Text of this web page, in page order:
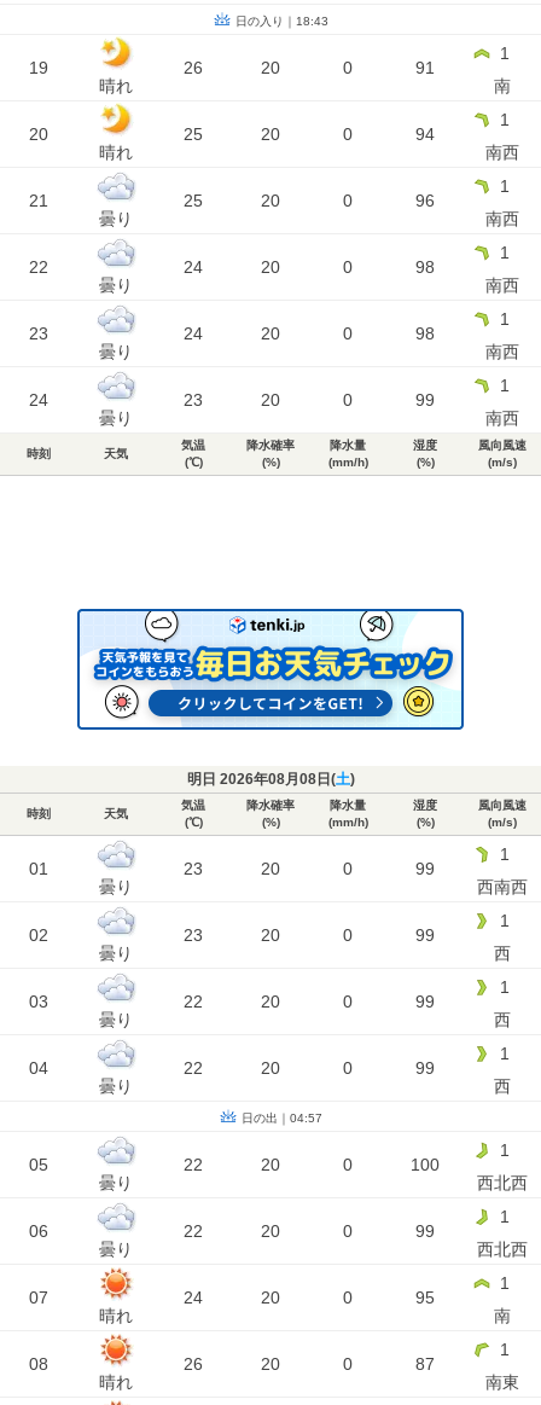
日の入り｜18:43
19
晴れ
26 20 0 91
1
南
20
晴れ
25 20 0 94
1
南西
21
曇り
25 20 0 96
1
南西
22
曇り
24 20 0 98
1
南西
23
曇り
24 20 0 98
1
南西
24
曇り
23 20 0 99
1
南西
時刻 天気
気温
(℃)
降水確率
(%)
降水量
(mm/h)
湿度
(%)
風向風速
(m/s)
明日 2026年08月08日(土)
時刻 天気
気温
(℃)
降水確率
(%)
降水量
(mm/h)
湿度
(%)
風向風速
(m/s)
01
曇り
23 20 0 99
1
西南西
02
曇り
23 20 0 99
1
西
03
曇り
22 20 0 99
1
西
04
曇り
22 20 0 99
1
西
日の出｜04:57
05
曇り
22 20 0 100
1
西北西
06
曇り
22 20 0 99
1
西北西
07
晴れ
24 20 0 95
1
南
08
晴れ
26 20 0 87
1
南東